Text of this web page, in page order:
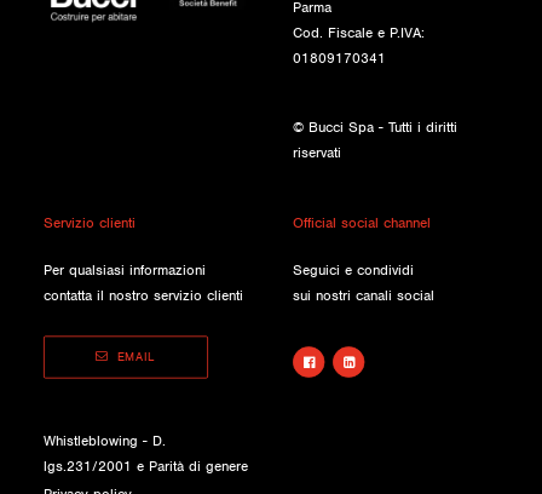
Parma
Cod. Fiscale e P.IVA:
01809170341
© Bucci Spa - Tutti i diritti
riservati
Servizio clienti
Per qualsiasi informazioni
contatta il nostro servizio clienti
EMAIL
Official social channel
Seguici e condividi
sui nostri canali social
Whistleblowing - D.
lgs.231/2001 e Parità di genere